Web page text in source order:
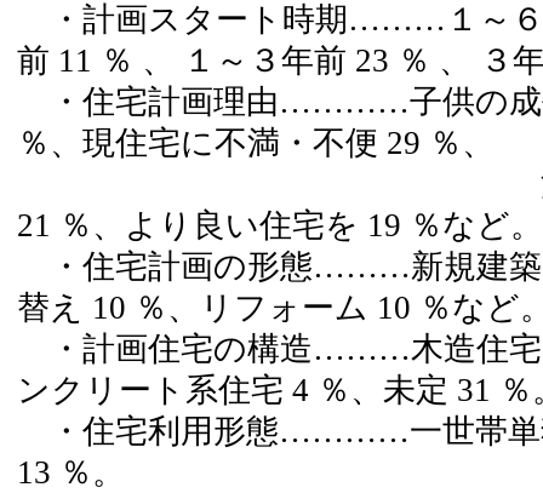
・計画スタート時期………１～６
前 11 ％ 、 １～３年前 23 ％ 、 ３
・住宅計画理由…………子供の成
％、現住宅に不満・不便 29 ％、
消費税引き上
21 ％、より良い住宅を 19 ％など。
・住宅計画の形態………新規建築
替え 10 ％、リフォーム 10 ％など
・計画住宅の構造………木造住宅
ンクリート系住宅 4 ％、未定 31 ％
・住宅利用形態…………一世帯単
13 ％。